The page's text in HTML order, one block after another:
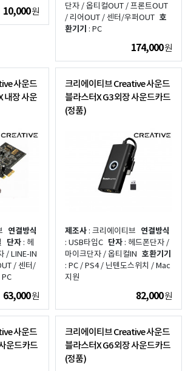
10,000원
단자 / 옵티컬OUT / 프론트OUT
/ 리어OUT / 센터/우퍼OUT 호
환기기 : PC
174,000원
사운드
내장 사운
연결방식
단자 : 헤
/ LINE-IN
/ 센터/
PC
63,000원
크리에이티브 Creative 사운드
블라스터X G3 외장 사운드카드
(정품)
제조사 : 크리에이티브 연결방식
: USB타입C 단자 : 헤드폰단자 /
마이크단자 / 옵티컬IN 호환기기
: PC / PS4 / 닌텐도스위치 / Mac
지원
82,000원
사운드
운드카드
크리에이티브 Creative 사운드
블라스터X G6 외장 사운드카드
(정품)